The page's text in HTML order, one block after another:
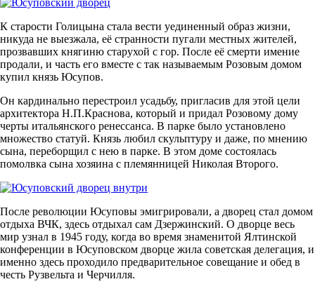
К старости Голицына стала вести уединенный образ жизни,
никуда не выезжала, её странности пугали местных жителей,
прозвавших княгиню старухой с гор. После её смерти имение
продали, и часть его вместе с так называемым Розовым домом
купил князь Юсупов.
Он кардинально перестроил усадьбу, пригласив для этой цели
архитектора Н.П.Краснова, который и придал Розовому дому
черты итальянского ренессанса. В парке было установлено
множество статуй. Князь любил скульптуру и даже, по мнению
сына, переборщил с нею в парке. В этом доме состоялась
помолвка сына хозяина с племянницей Николая Второго.
После революции Юсуповы эмигрировали, а дворец стал домом
отдыха ВЧК, здесь отдыхал сам Дзержинский. О дворце весь
мир узнал в 1945 году, когда во время знаменитой Ялтинской
конференции в Юсуповском дворце жила советская делегация, и
именно здесь проходило предварительное совещание и обед в
честь Рузвельта и Черчилля.